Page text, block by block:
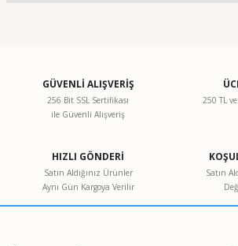
Görüş ve önerileriniz için teşekkür ederiz.
Ürün resmi kalitesiz, bozuk veya
Ürün bilgilerinde hatalar bulunuyor.
Ürün fiyatı diğer sitelerden daha pahalı.
GÜVENLİ ALIŞVERİŞ
256 Bit SSL Sertifikası
ile Güvenli Alışveriş
250 TL
HIZLI GÖNDERİ
Satın Aldığınız Ürünler
Aynı Gün Kargoya Verilir
Satın